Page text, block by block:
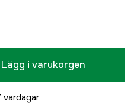
Lägg i varukorgen
vardagar